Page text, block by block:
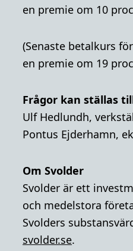
en premie om 10
(Senaste betalkurs
en premie om 19
Frågor kan ställas
Ulf Hedlundh,
Pontus Ejderhamn,
Om Svolder
Svolder är ett
och medelstora
Svolders
svolder.se.